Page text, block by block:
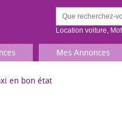
Location voiture,
Mes Annonces
en bon état